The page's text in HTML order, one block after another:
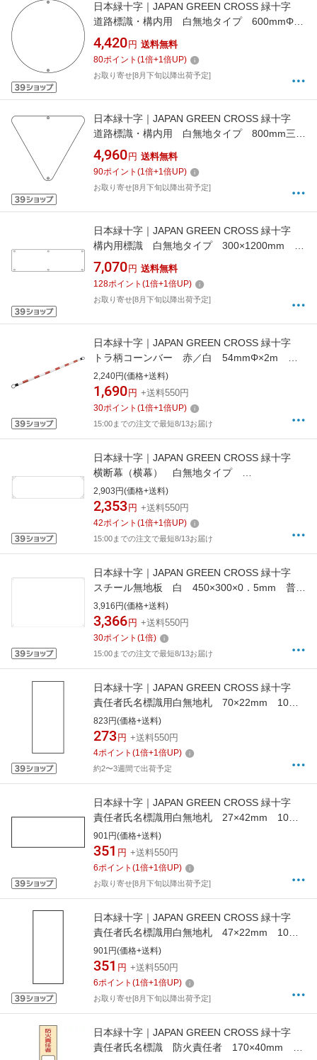
日本緑十字｜JAPAN GREEN CROSS 緑十字
道路標識・構内用 白無地タイプ 600mmΦ
スチール 133011
4,420 円 送料無料
80ポイント (1倍+1倍UP)
お取り寄せ[8月下旬以降出荷予定]
日本緑十字｜JAPAN GREEN CROSS 緑十字
道路標識・構内用 白無地タイプ 800mm三
角 スチール 133021
4,960 円 送料無料
90ポイント (1倍+1倍UP)
お取り寄せ[8月下旬以降出荷予定]
日本緑十字｜JAPAN GREEN CROSS 緑十字
構内用標識 白無地タイプ 300×1200mm ス
チール 135301
7,070 円 送料無料
128ポイント (1倍+1倍UP)
お取り寄せ[8月下旬以降出荷予定]
日本緑十字｜JAPAN GREEN CROSS 緑十字
トラ柄コーンバー 赤／白 54mmΦ×2m 反
射タイプ ABS樹脂 122103
2,240円(価格+送料)
1,690 円 +送料550円
30ポイント (1倍+1倍UP)
15:00までの注文で最短8/13お届け
日本緑十字｜JAPAN GREEN CROSS 緑十字
横断幕（横幕） 白無地タイプ
450×1580mm ナイロンターポリン 123100
2,903円(価格+送料)
2,353 円 +送料550円
42ポイント (1倍+1倍UP)
15:00までの注文で最短8/13お届け
日本緑十字｜JAPAN GREEN CROSS 緑十字
スチール無地板 白 450×300×0．5mm 普通
山型 058331
3,916円(価格+送料)
3,366 円 +送料550円
30ポイント (1倍)
15:00までの注文で最短8/13お届け
日本緑十字｜JAPAN GREEN CROSS 緑十字
責任者氏名標識用白無地札 70×22mm 10枚
組 エンビ 046907
823円(価格+送料)
273 円 +送料550円
4ポイント (1倍+1倍UP)
約2〜3週間で出荷予定
日本緑十字｜JAPAN GREEN CROSS 緑十字
責任者氏名標識用白無地札 27×42mm 10枚
組 エンビ 046906
901円(価格+送料)
351 円 +送料550円
6ポイント (1倍+1倍UP)
お取り寄せ[8月下旬以降出荷予定]
日本緑十字｜JAPAN GREEN CROSS 緑十字
責任者氏名標識用白無地札 47×22mm 10枚
組 エンビ 046909
901円(価格+送料)
351 円 +送料550円
6ポイント (1倍+1倍UP)
お取り寄せ[8月下旬以降出荷予定]
日本緑十字｜JAPAN GREEN CROSS 緑十字
責任者氏名標識 防火責任者 170×40mm 名